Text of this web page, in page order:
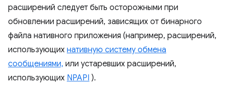
расширений следует быть осторожными при
обновлении расширений, зависящих от бинарного
файла нативного приложения (например, расширений,
использующих нативную систему обмена
сообщениями, или устаревших расширений,
использующих NPAPI ).